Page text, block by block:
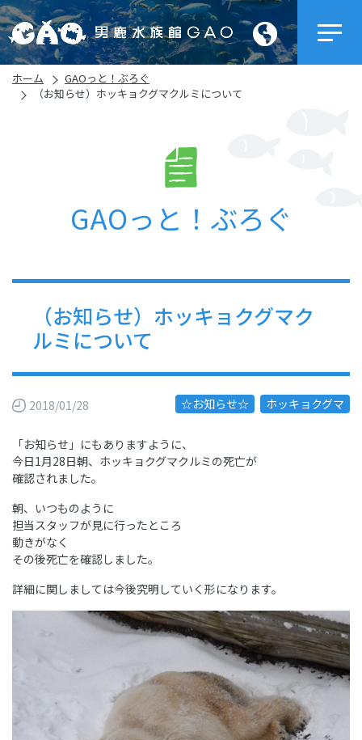
ホーム
GAOっと！ぶろぐ
（お知らせ）ホッキョクグマクルミについて
GAOっと！ぶろぐ
（お知らせ）ホッキョクグマク
ルミについて
2018/01/28 ☆お知らせ☆ ホッキョクグマ
「お知らせ」にもありますように、
今日1月28日朝、ホッキョクグマクルミの死亡が
確認されました。
朝、いつものように
担当スタッフが見に行ったところ
動きがなく
その後死亡を確認しました。
詳細に関しましては今後究明していく形になります。